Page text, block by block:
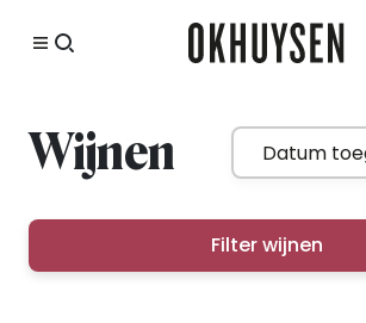
Wijnen
Filter wijnen